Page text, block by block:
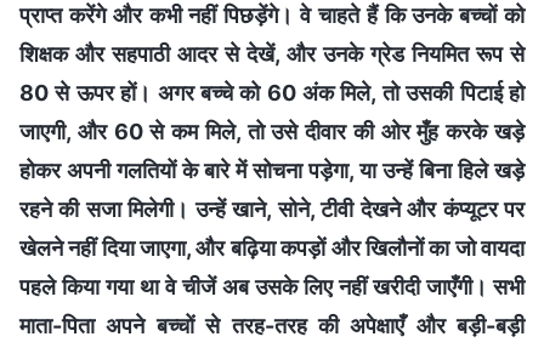
प्राप्त करेंगे और कभी नहीं पिछड़ेंगे। वे चाहते हैं कि उनके बच्चों को
शिक्षक और सहपाठी आदर से देखें, और उनके ग्रेड नियमित रूप से
80 से ऊपर हों। अगर बच्चे को 60 अंक मिले, तो उसकी पिटाई हो
जाएगी, और 60 से कम मिले, तो उसे दीवार की ओर मुँह करके खड़े
होकर अपनी गलतियों के बारे में सोचना पड़ेगा, या उन्हें बिना हिले खड़े
रहने की सजा मिलेगी। उन्हें खाने, सोने, टीवी देखने और कंप्यूटर पर
खेलने नहीं दिया जाएगा, और बढ़िया कपड़ों और खिलौनों का जो वायदा
पहले किया गया था वे चीजें अब उसके लिए नहीं खरीदी जाएँगी। सभी
माता-पिता अपने बच्चों से तरह-तरह की अपेक्षाएँ और बड़ी-बड़ी